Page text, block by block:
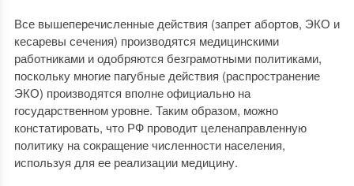
Все вышеперечисленные действия (запрет абортов, ЭКО и
кесаревы сечения) производятся медицинскими
работниками и одобряются безграмотными политиками,
поскольку многие пагубные действия (распространение
ЭКО) производятся вполне официально на
государственном уровне. Таким образом, можно
констатировать, что РФ проводит целенаправленную
политику на сокращение численности населения,
используя для ее реализации медицину.